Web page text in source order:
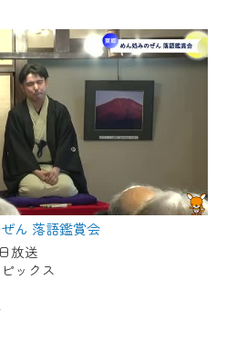
ん 落語鑑賞会
放送
ックス
の画面が「メン
り、ご利用いただけませ
たしますが、ご了承の程
たします。